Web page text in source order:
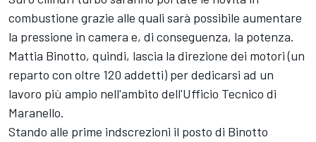
combustione grazie alle quali sarà possibile aumentare
la pressione in camera e, di conseguenza, la potenza.
Mattia Binotto, quindi, lascia la direzione dei motori (un
reparto con oltre 120 addetti) per dedicarsi ad un
lavoro più ampio nell'ambito dell'Ufficio Tecnico di
Maranello.
Stando alle prime indscrezioni il posto di Binotto